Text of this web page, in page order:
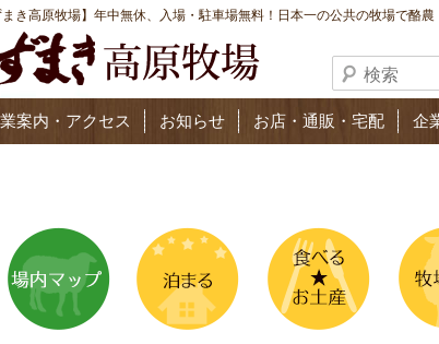
まき高原牧場】年中無休、入場・駐車場無料！日本一の公共の牧場で酪
案内・アクセス お知らせ お店・通販・宅配 企